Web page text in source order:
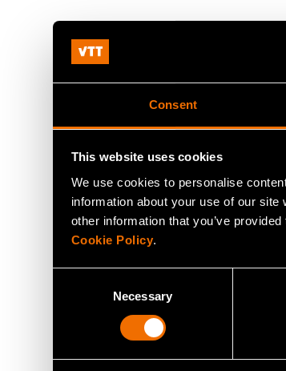
Consent
This website uses cookies
We use cookies to personalise
information about your use of our
other information that you’ve
Cookie Policy.
Necessary